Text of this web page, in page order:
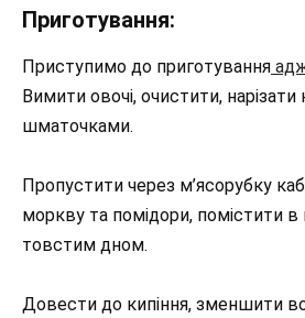
Приготування:
Приступимо до приготування
Вимити овочі, очистити,
шматочками.
Пропустити через м’ясорубку
моркву та помідори, помістити в
товстим дном.
Довести до кипіння, зменшити